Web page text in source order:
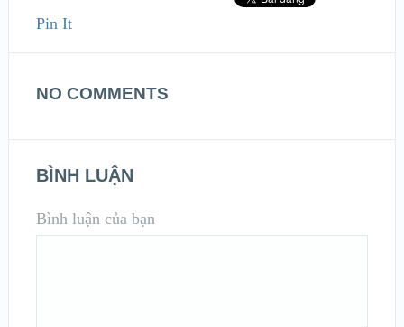
Pin It
NO COMMENTS
BÌNH LUẬN
Bình luận của bạn